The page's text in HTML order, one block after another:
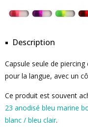
Description
Capsule seule de
pour la langue, avec un
Ce produit est souvent
23 anodisé bleu marine
blanc / bleu clair.